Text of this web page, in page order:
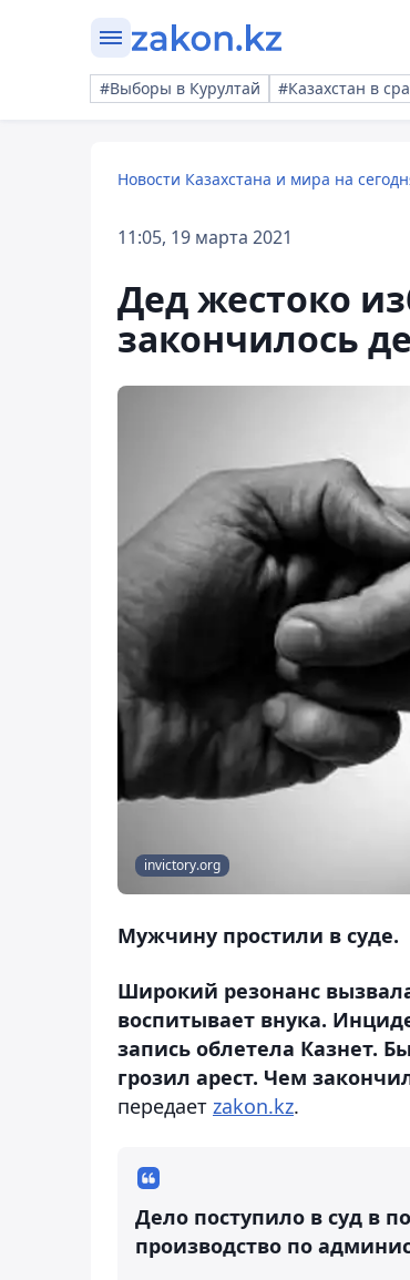
#Выборы в Курултай #Казахстан в
Новости Казахстана и мира на
11:05, 19 марта 2021
Дед жестоко
закончилось
invictory.org
Мужчину простили в суде.
Широкий резонанс
воспитывает внука.
запись облетела Казнет.
грозил арест. Чем
передает zakon.kz.
Дело поступило в суд в
производство по